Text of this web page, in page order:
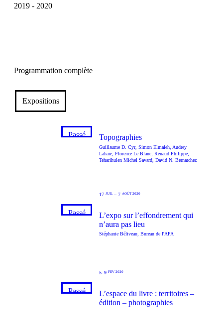
2019 - 2020
Programmation complète
Expositions
Passé Topographies
Guillaume D. Cyr, Simon Elmaleh, Audrey
Lahaie, Florence Le Blanc, Renaud Philippe,
Teharihulen Michel Savard, David N. Bernatchez
17 JUIL – 7 AOÛT 2020
Passé
L’expo sur l’effondrement qui
n’aura pas lieu
Stéphanie Béliveau, Bureau de l'APA
5–9 FÉV 2020
Passé
L’espace du livre : territoires –
édition – photographies